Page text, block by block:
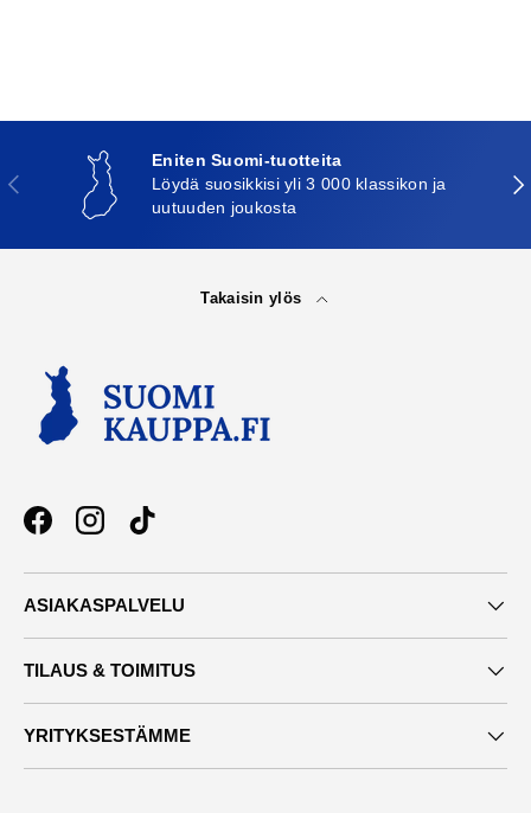
Edellinen
Eniten Suomi-tuotteita
Löydä suosikkisi yli 3 000 klassikon ja
uutuuden joukosta
Takaisin ylös
FacebookInstagramTikTok
ASIAKASPALVELU
TILAUS & TOIMITUS
YRITYKSESTÄMME